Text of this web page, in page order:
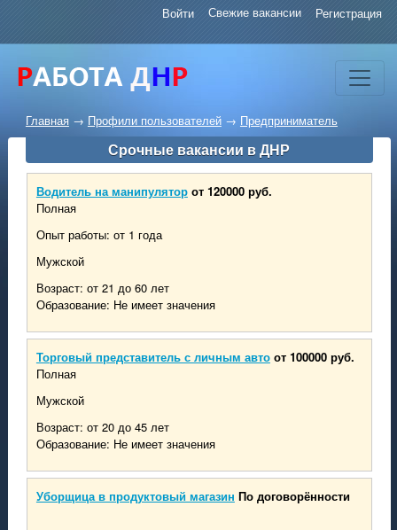
Войти Свежие вакансии Регистрация
Главная → Профили пользователей→ Предприниматель
Срочные вакансии в ДНР
Водитель на манипулятор от 120000 руб.
Полная
Опыт работы: от 1 года
Мужской
Возраст: от 21 до 60 лет
Образование: Не имеет значения
Торговый представитель с личным авто от 100000 руб.
Полная
Мужской
Возраст: от 20 до 45 лет
Образование: Не имеет значения
Уборщица в продуктовый магазин По договорённости